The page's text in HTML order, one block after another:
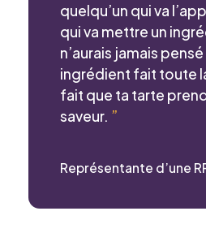
quelqu’un qui va
qui va mettre un
n’aurais jamais
ingrédient fait toute
fait que ta tarte
saveur. ”
Représentante d’une